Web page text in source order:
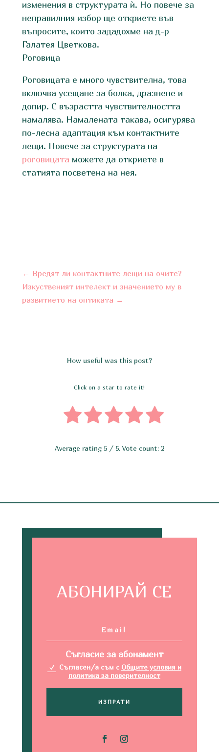
изменения в структурата ѝ. Но повече за
неправилния избор ще откриете във
въпросите, които зададохме на д-р
Галатея Цветкова.
Роговица
Роговицата е много чувствителна, това
включва усещане за болка, дразнене и
допир. С възрастта чувствителността
намалява. Намалената такава, осигурява
по-лесна адаптация към контактните
лещи. Повече за структурата на
роговицата можете да откриете в
статията посветена на нея.
← Вредят ли контактните лещи на очите?​
Изкуственият интелект и значението му в
развитието на оптиката →
How useful was this post?
Click on a star to rate it!
Average rating 5/ 5. Vote count: 2
АБОНИРАЙ СЕ
Съгласие за абонамент
Съгласен/а съм с Общите условия и
политика за поверителност
ИЗПРАТИ